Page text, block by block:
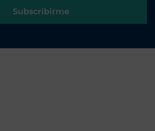
Subscribirme